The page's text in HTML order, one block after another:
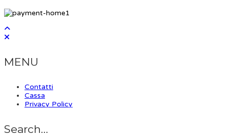
MENU
Contatti
Cassa
Privacy Policy
Search…